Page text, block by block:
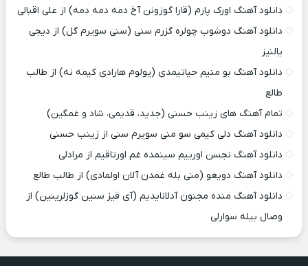
دانلود آهنگ اورک پارم (قارا گوزونن آخ دمه دمه دمه) از علی اقبالی
دانلود آهنگ دوشوب چولره گزرم سنی (سنی سویرم گل) از دیجی
یالنیز
دانلود آهنگ بو منیم حیاتیمدی (یولوم هارادی کیمه نه) از طالب
طالع
تمام آهنگ های زینب حسنی (جدید، قدیمی، شاد و غمگین)
دانلود آهنگ دلی کیمی سو منی سویرم سنی از زینب حسنی
دانلود آهنگ نجسن اورییم سینمده غم اورتاقیم از مرادلی
دانلود آهنگ دویغو (منی بله غمدن آلان اولمادی) از طالب طالع
دانلود آهنگ منده مجنون آدلانایدیم (آی قیز سنین گوزلرینین) از
وصال بیله سوارلی